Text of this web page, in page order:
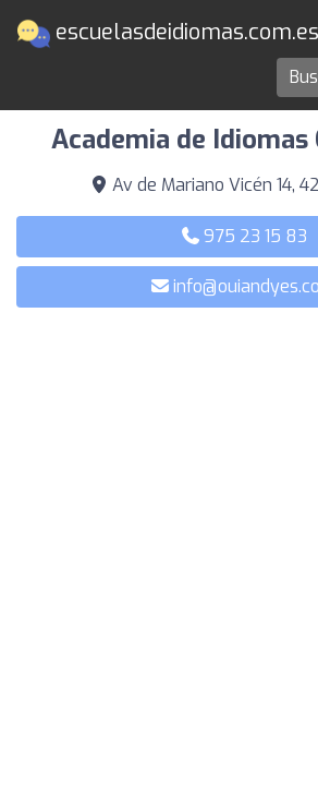
escuelasdeidiomas.com.es
Escuelas de idiomas
Academia de Idiomas
Av de Mariano Vicén 14,
975 23 15 83